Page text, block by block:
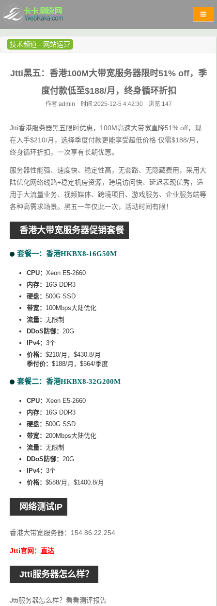
技术频道 - 网站运营
Jtti黑五：香港100M大带宽服务器限时51% off，季
度付款低至$188/月，终身循环折扣
作者:admin 时间:2025-12-5 4:42:30 浏览:147
Jtti香港服务器黑五限时优惠，100M高速大带宽直降51% off，现
在入手$210/月，选择季度付款更能享受超低价格 仅需$188/月，
终身循环折扣，一次享有长期优惠。
服务器性能强、速度快、稳定性高，无套路、无隐藏费用，采用大
陆优化网络线路+稳定机房资源，跨境访问快、延迟表现优秀，适
用于大流量业务、视频媒体、跨境项目、游戏服务、企业服务端等
各种高需求场景。黑五一年仅此一次，活动时间有限！
香港大带宽服务器促销套餐
套餐一：香港HKBX8-16G50M
CPU： Xeon E5-2660
内存： 16G DDR3
硬盘： 500G SSD
带宽： 100Mbps大陆优化
流量： 无限制
DDoS防御： 20G
IPv4： 3个
价格： $210/月，$430.8/月
季付价： $188/月，$564/季度
套餐二：香港HKBX8-32G200M
CPU： Xeon E5-2660
内存： 16G DDR3
硬盘： 500G SSD
带宽： 200Mbps大陆优化
流量： 无限制
DDoS防御： 20G
IPv4： 3个
价格： $588/月，$1400.8/月
网络测试IP
香港大带宽服务器：154.86.22.254
Jtti官网： 直达
Jtti服务器怎么样？
Jtti服务器怎么样？看看测评报告